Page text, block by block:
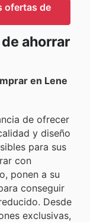
ofertas de
ahorrar
en Lene
de ofrecer
y diseño
para sus
con
ponen a su
conseguir
Desde
exclusivas,